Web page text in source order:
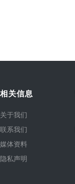
相关信息
关于我们
联系我们
媒体资料
隐私声明